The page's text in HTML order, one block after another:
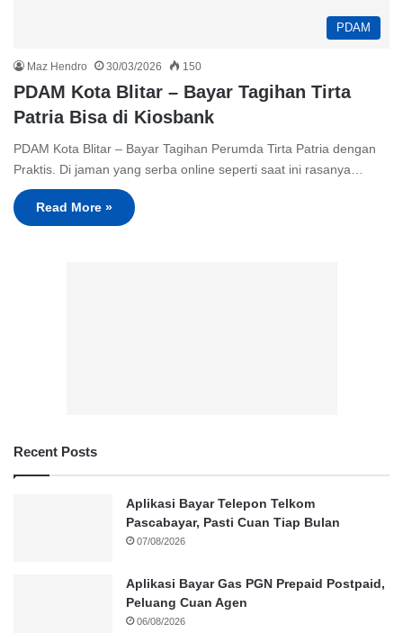
PDAM
Maz Hendro 30/03/2026 150
PDAM Kota Blitar – Bayar Tagihan Tirta
Patria Bisa di Kiosbank
PDAM Kota Blitar – Bayar Tagihan Perumda Tirta Patria dengan
Praktis. Di jaman yang serba online seperti saat ini rasanya…
Read More »
Recent Posts
Aplikasi Bayar Telepon Telkom
Pascabayar, Pasti Cuan Tiap Bulan
07/08/2026
Aplikasi Bayar Gas PGN Prepaid Postpaid,
Peluang Cuan Agen
06/08/2026